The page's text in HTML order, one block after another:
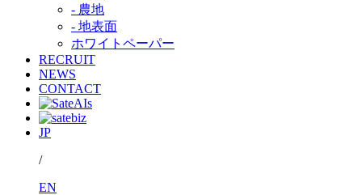
- 農地
- 地表面
ホワイトペーパー
RECRUIT
NEWS
CONTACT
JP
/
EN